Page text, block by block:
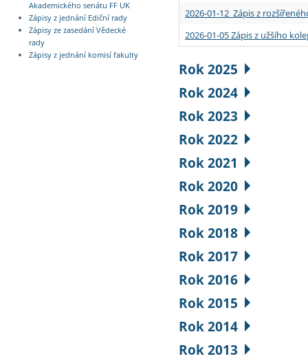
Akademického senátu FF UK
Zápisy z jednání Ediční rady
Zápisy ze zasedání Vědecké
rady
Zápisy z jednání komisí fakulty
2026-01-12 Zápis z
2026-01-05 Zápis z užšího
Rok 2025
Rok 2024
Rok 2023
Rok 2022
Rok 2021
Rok 2020
Rok 2019
Rok 2018
Rok 2017
Rok 2016
Rok 2015
Rok 2014
Rok 2013